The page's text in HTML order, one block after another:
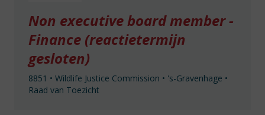
Non executive board member -
Finance (reactietermijn
gesloten)
8851 • Wildlife Justice Commission • 's-Gravenhage •
Raad van Toezicht